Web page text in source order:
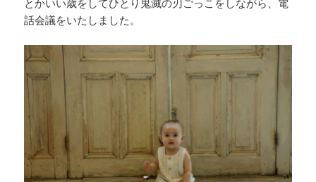
とかいい歳をしてひとり鬼滅の刃ごっこをしながら、電
話会議をいたしました。